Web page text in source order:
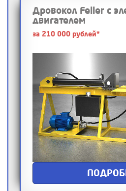
Дровокол Feller с
двигателем
за 210 000 рублей*